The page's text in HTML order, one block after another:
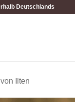
Deutschlands
Ilten